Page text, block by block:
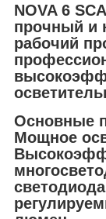
NOVA 6
прочный и
рабочий
Основные
Мощное